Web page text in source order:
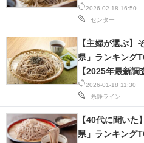
2026-02-18 16:50
センター
2026-01-18 11:30
糸静ライン
【主婦が選ぶ】
県」ランキング
【2025年最新調
【40代に聞い
県」ランキング